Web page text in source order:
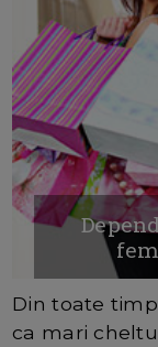
Din toate
ca mari